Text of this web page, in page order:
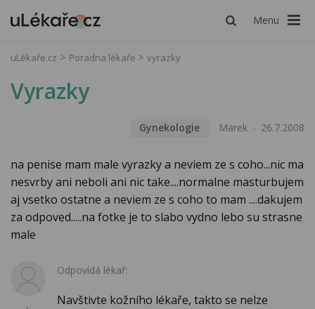
Menu
uLékaře.cz Poradna lékaře vyrazky
Vyrazky
Gynekologie Marek 26.7.2008
na penise mam male vyrazky a neviem ze s coho...nic ma
nesvrby ani neboli ani nic take....normalne masturbujem
aj vsetko ostatne a neviem ze s coho to mam ....dakujem
za odpoved.....na fotke je to slabo vydno lebo su strasne
male
Odpovídá lékař:
Navštivte kožního lékaře, takto se nelze